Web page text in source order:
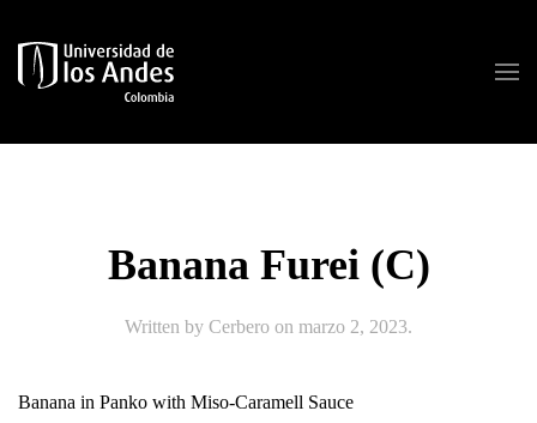
Skip to main content
Banana Furei (C)
Written by Cerbero on marzo 2, 2023.
Banana in Panko with Miso-Caramell Sauce